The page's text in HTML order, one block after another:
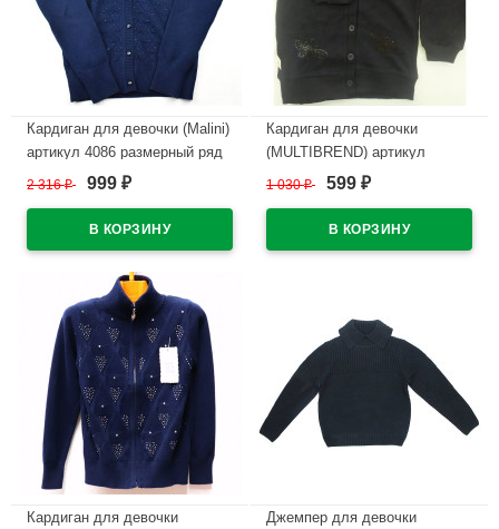
Кардиган для девочки (Malini)
артикул 4086 размерный ряд
32/128-40/158 цвет синий
2 316₽ 999 ₽
Кардиган для девочки
(MULTIBREND) артикул
Бабочка размерный ряд
1 030₽ 599 ₽
Кардиган для девочки Джемпер для девочки